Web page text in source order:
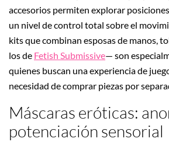
accesorios permiten explorar
un nivel de control total sobre el
kits que combinan esposas de manos,
los de Fetish Submissive— son
quienes buscan una experiencia de
necesidad de comprar piezas por
Máscaras eróticas:
potenciación sensorial